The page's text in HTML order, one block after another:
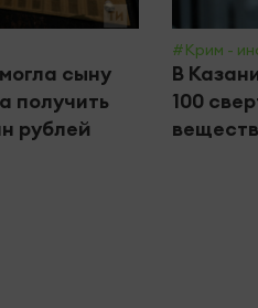
сыну
получить
рублей
#Крим -
В
100